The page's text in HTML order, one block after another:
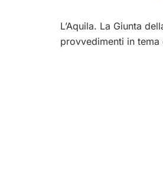
L’Aquila. La Giunta
provvedimenti in